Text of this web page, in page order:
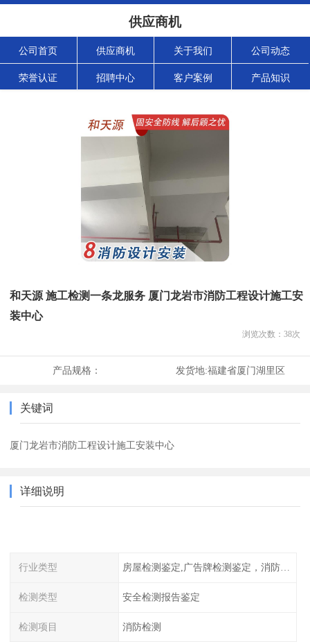
供应商机
公司首页 供应商机 关于我们 公司动态
荣誉认证 招聘中心 客户案例 产品知识
和天源 施工检测一条龙服务 厦门龙岩市消防工程设计施工安
装中心
浏览次数： 38次
产品规格： 发货地:福建省厦门湖里区
关键词
厦门龙岩市消防工程设计施工安装中心
详细说明
行业类型 房屋检测鉴定,广告牌检测鉴定，消防检测
检测类型 安全检测报告鉴定
检测项目 消防检测